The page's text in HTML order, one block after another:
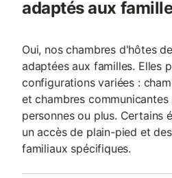
adaptés aux
Oui, nos chambres d'hôtes
adaptées aux familles. Elles
configurations variées :
et chambres
personnes ou plus. Certains
un accès de plain-pied et
familiaux spécifiques.